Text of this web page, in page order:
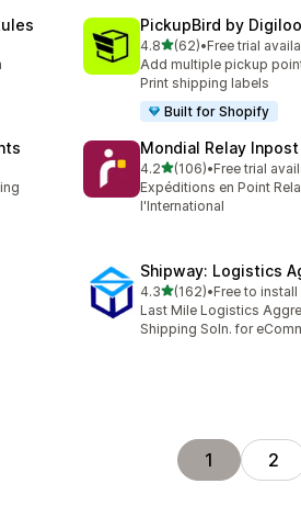
PickupBird by
4.85つ星中
(62)
合計レビュー数：62件
•Free trial
Add multiple pickup
Print shipping labels
Built for Shopify
Mondial Relay
4.25つ星中
(106)
合計レビュー数：106件
•Free trial
Expéditions en Point
l'International
Shipway: Logistics
4.35つ星中
(162)
合計レビュー数：162件
•Free to install
Last Mile Logistics
Shipping Soln. for
1 2